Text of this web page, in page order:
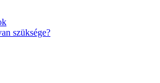
szüksége?